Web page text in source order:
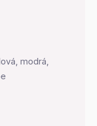
modrá,